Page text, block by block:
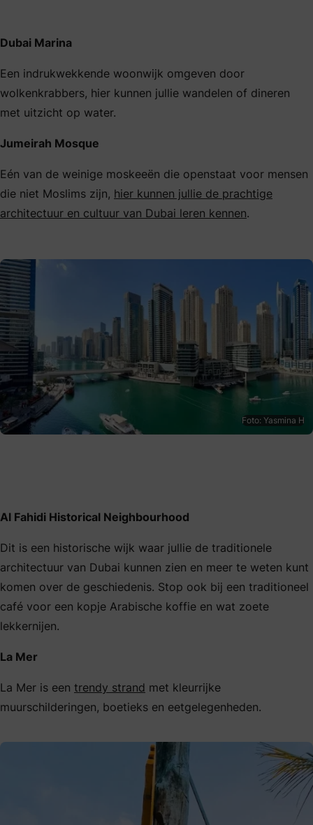
Dubai Marina
Een indrukwekkende woonwijk omgeven door
wolkenkrabbers, hier kunnen jullie wandelen of dineren
met uitzicht op water.
Jumeirah Mosque
Eén van de weinige moskeeën die openstaat voor mensen
die niet Moslims zijn, hier kunnen jullie de prachtige
architectuur en cultuur van Dubai leren kennen.
Foto: Yasmina H
Al Fahidi Historical Neighbourhood
Dit is een historische wijk waar jullie de traditionele
architectuur van Dubai kunnen zien en meer te weten kunt
komen over de geschiedenis. Stop ook bij een traditioneel
café voor een kopje Arabische koffie en wat zoete
lekkernijen.
La Mer
La Mer is een trendy strand met kleurrijke
muurschilderingen, boetieks en eetgelegenheden.